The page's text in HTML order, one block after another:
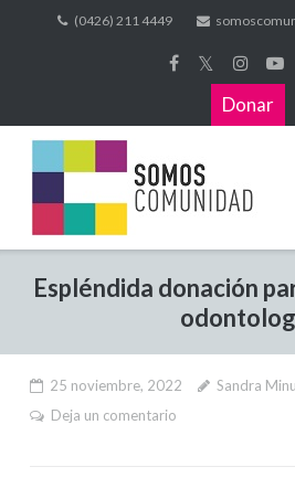
(0426) 211 4449
𝕏
Donar
Espléndida donación
25 noviembre, 2022
Sandra
Deja un comentario